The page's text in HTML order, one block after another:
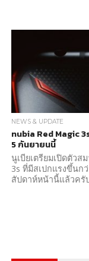
NEWS & UPDATE
nubia Red Magic
5 กันยายนนี้
นูเบียเตรียมเปิดตัวส
3s ที่มีสเปกแรงขึ้นก
สัปดาห์หน้านี้แล้วครั